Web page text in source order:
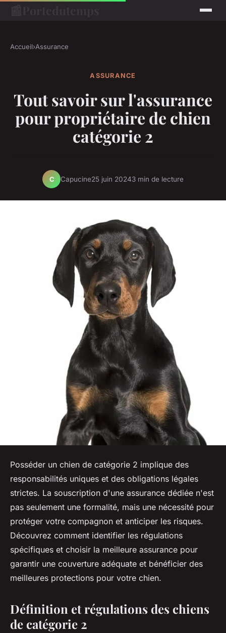
Accueil›Assurance
ASSURANCE
Tout savoir sur l'assurance
pour propriétaire de chien
catégorie 2
C Capucine25 juin 20243 min de lecture
Posséder un chien de catégorie 2 implique des
responsabilités uniques et des obligations légales
strictes. La souscription d'une assurance dédiée n'est
pas seulement une formalité, mais une nécessité pour
protéger votre compagnon et anticiper les risques.
Découvrez comment identifier les régulations
spécifiques et choisir la meilleure assurance pour
garantir une couverture adéquate et bénéficier des
meilleures protections pour votre chien.
Définition et régulations des chiens
de catégorie 2